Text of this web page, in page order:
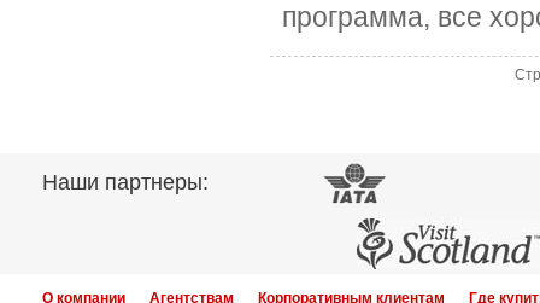
программа, все
Наши партнеры:
О компании Агентствам Корпоративным клиентам Где